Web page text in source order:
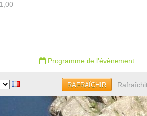
Programme de l'évènement
RAFRAÎCHIR